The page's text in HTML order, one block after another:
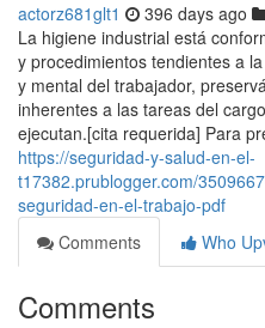
actorz681glt1 396 days ago
La higiene industrial está
y procedimientos tendientes a
y mental del trabajador,
inherentes a las tareas del
ejecutan.[cita requerida] Para
https://seguridad-y-salud-en-el-
t17382.prublogger.com/
seguridad-en-el-trabajo-pdf
Comments
Who
Comments